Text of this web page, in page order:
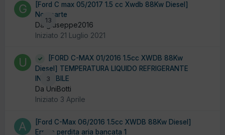
13
[Ford C max 05/2017 1.5 cc Xwdb 88Kw Diesel]
Non parte
Da giuseppe2016
Iniziato 21 Luglio 2021
3
[FORD C-MAX 01/2016 1.5cc XWDB 88Kw
Diesel] TEMPERATURA LIQUIDO REFRIGERANTE
INSTABILE
Da UniBotti
Iniziato 3 Aprile
[Ford C-Max 06/2016 1.5cc XWDB 88Kw Diesel]
Errore perdita aria bancata 1